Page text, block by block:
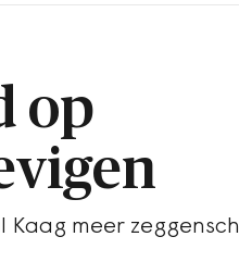
op
Kaag meer